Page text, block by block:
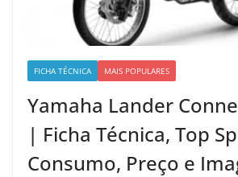
FICHA TÉCNICA MAIS POPULARES
Yamaha Lander
| Ficha Técnica, Top
Consumo, Preço e